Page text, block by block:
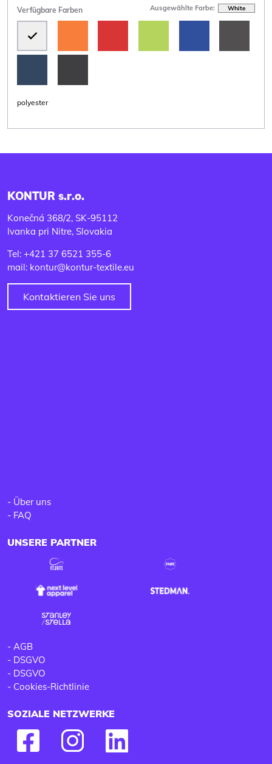
Verfügbare Farben Ausgewählte Farbe: White
polyester
KONTUR s.r.o.
Konečná 368/2, SK-95112
Ivanka pri Nitre, Slovakia
Tel: +421 37 6521 355-6
mail: kontur@kontur-textile.eu
Kontaktieren Sie uns
- Über uns
- FAQ
UNSERE PARTNER
- AGB
- DSGVO
- DSGVO
- Cookies-Richtlinie
SOZIALE NETZWERKE